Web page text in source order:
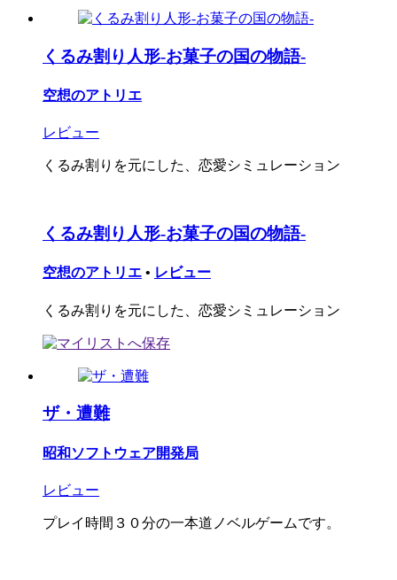
くるみ割り人形-お菓子の国の物語-
空想のアトリエ
レビュー
くるみ割りを元にした、恋愛シミュレーション
くるみ割り人形-お菓子の国の物語-
空想のアトリエ • レビュー
くるみ割りを元にした、恋愛シミュレーション
ザ・遭難
昭和ソフトウェア開発局
レビュー
プレイ時間３０分の一本道ノベルゲームです。